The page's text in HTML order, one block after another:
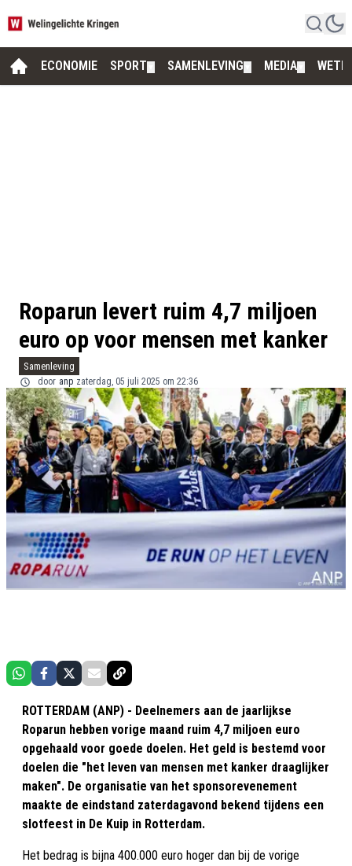
ECONOMIE SPORT SAMENLEVING MEDIA
Roparun levert ruim 4,7 miljoen
euro op voor mensen met kanker
Samenleving
door anp zaterdag, 05 juli 2025 om 22:36
ROTTERDAM (ANP) - Deelnemers aan de jaarlijkse
Roparun hebben vorige maand ruim 4,7 miljoen euro
opgehaald voor goede doelen. Het geld is bestemd voor
doelen die "het leven van mensen met kanker draaglijker
maken". De organisatie van het sponsorevenement
maakte de eindstand zaterdagavond bekend tijdens een
slotfeest in De Kuip in Rotterdam.
Het bedrag is bijna 400.000 euro hoger dan bij de vorige